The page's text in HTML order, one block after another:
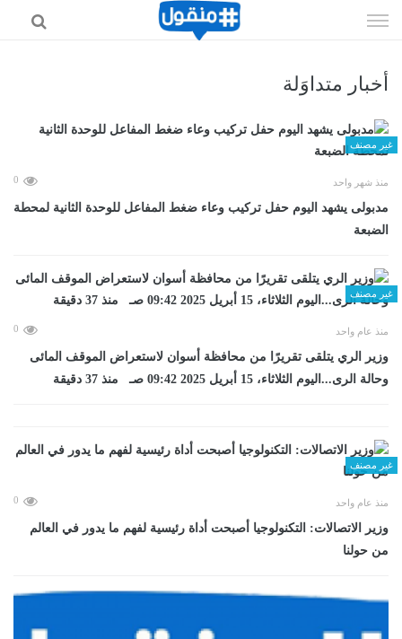
الى
أخبار متداوَلة
غير مصنف
منذ شهر واحد 0
مدبولى يشهد اليوم حفل تركيب وعاء ضغط المفاعل للوحدة الثانية لمحطة
الضبعة
غير مصنف
منذ عام واحد 0
وزير الري يتلقى تقريرًا من محافظة أسوان لاستعراض الموقف المائى
وحالة الرى...اليوم الثلاثاء، 15 أبريل 2025 09:42 صـ منذ 37 دقيقة
غير مصنف
منذ عام واحد 0
وزير الاتصالات: التكنولوجيا أصبحت أداة رئيسية لفهم ما يدور في العالم
من حولنا